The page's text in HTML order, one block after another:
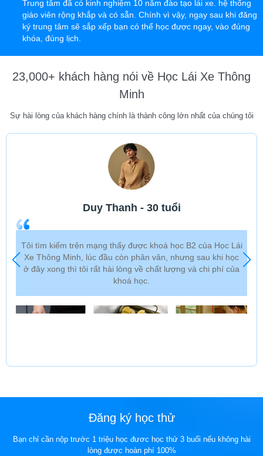
Trung tâm đã có kinh nghiệm 10 năm đào tạo lái xe. hệ thống
giáo viên rộng khắp và có sẵn. Chính vì vậy, ngay sau khi đăng
ký trung tâm sẽ sắp xếp bạn có thể học được ngay, vào đúng
khóa, đúng lịch.
23,000+ khách hàng nói về Học Lái Xe Thông
Minh
Sự hài lòng của khách hàng chính là thành công lớn nhất của chúng tôi
Duy Thanh - 30 tuổi
Tôi tìm kiếm trên mạng thấy được khoá học B2 của Học Lái
Xe Thông Minh, lúc đầu còn phân vân, nhưng sau khi học
ở đây xong thì tôi rất hài lòng về chất lượng và chi phí của
khoá học.
Đăng ký học thử
Bạn chỉ cần nộp trước 1 triệu học đươc học thử 3 buổi nếu không hài
lòng được hoàn phí 100%